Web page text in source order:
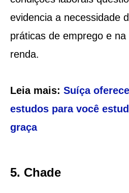
evidencia a necessidade
práticas de emprego e
renda.
Leia mais: Suíça
estudos para você
graça
5. Chade